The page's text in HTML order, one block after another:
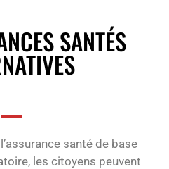
SANTÉS
santé de base
les citoyens peuvent